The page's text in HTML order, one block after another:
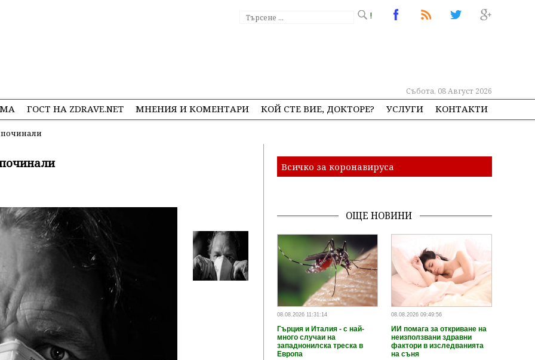
!
Събота, 08 Август 2026
ГОСТ НА ZDRAVE.NET МНЕНИЯ И КОМЕНТАРИ КОЙ СТЕ ВИЕ, ДОКТОРЕ? УСЛУГИ КОНТАКТИ
Всичко за коронавируса
ОЩЕ НОВИНИ
08.08.2026 11:31:14
Гърция и Италия - с най-
много случаи на
западнонилска треска в
Европа
08.08.2026 09:49:56
ИИ помага за откриване на
неизползвани здравни
фактори в изследванията
на съня